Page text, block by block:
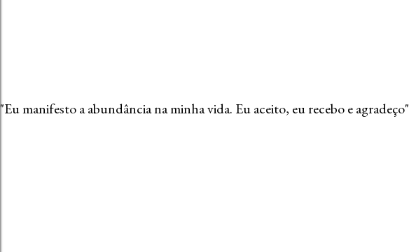
"Eu manifesto a abundância na minha vida. Eu aceito, eu recebo e agradeço"